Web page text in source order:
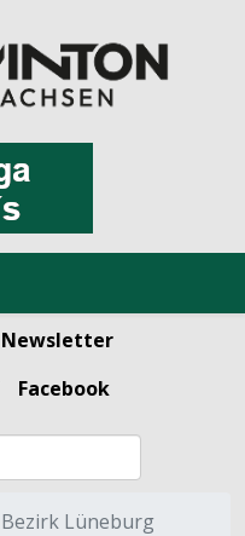
Newsletter
Facebook
Bezirk Lüneburg